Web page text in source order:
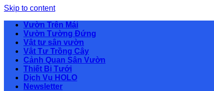
Skip to content
Vườn Trên Mái
Vườn Tường Đứng
Vật tư sân vườn
Vật Tư Trồng Cây
Cảnh Quan Sân Vườn
Thiết Bị Tưới
Dịch Vụ HOLO
Newsletter